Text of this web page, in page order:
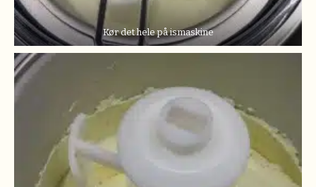
Kør det hele på ismaskine